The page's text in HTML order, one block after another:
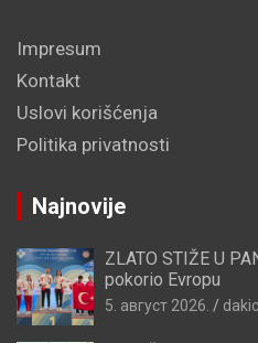
Impresum
Kontakt
Uslovi korišćenja
Politika privatnosti
Najnovije
ZLATO STIŽE U
pokorio Evropu
5. август 2026.